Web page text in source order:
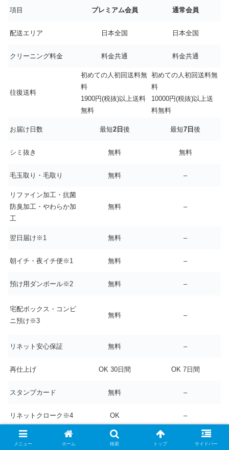
項目 プレミアム会員 通常会員
配送エリア 日本全国 日本全国
クリーニング料金 料金共通 料金共通
往復送料
初めての人初回送料無
料
1900円(税抜)以上送料
無料
初めての人初回送料無
料
10000円(税抜)以上送
料無料
お届け日数 最短2日 後 最短7日 後
シミ抜き 無料 無料
毛玉取り・毛取り 無料 –
リファイン加工・抗菌
防臭加工・やわらか加
工
無料 –
翌日届け※1 無料 –
朝イチ・夜イチ便※1 無料 –
預け用ダンボール※2 無料 –
宅配ボックス・コンビ
ニ預け※3
無料 –
リネット安心保証 無料 –
再仕上げ OK 30日間 OK 7日間
スタンプカード 無料 –
リネットクローク※4 OK –
年会費プラン限定
メニュー ホーム 検索 トップ サイドバー